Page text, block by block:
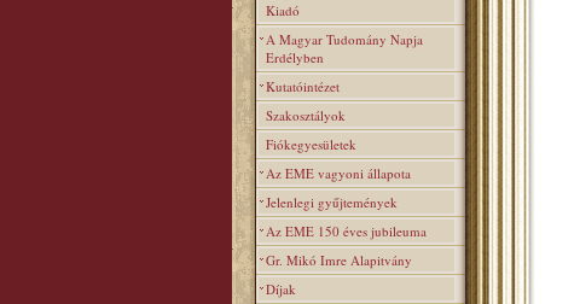
Kiadó
A Magyar Tudomány Napja
Erdélyben
Kutatóintézet
Szakosztályok
Fiókegyesületek
Az EME vagyoni állapota
Jelenlegi gyűjtemények
Az EME 150 éves jubileuma
Gr. Mikó Imre Alapitvány
Díjak